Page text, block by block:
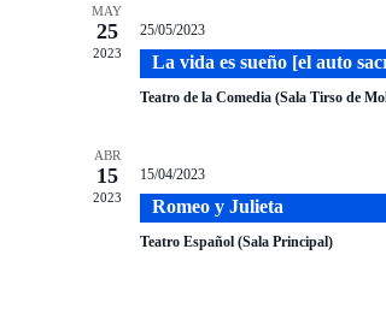
MAY
25
2023
25/05/2023
La vida es sueño [el auto
Teatro de la Comedia (Sala Tirso de
ABR
15
2023
15/04/2023
Romeo y Julieta
Teatro Español (Sala Principal)